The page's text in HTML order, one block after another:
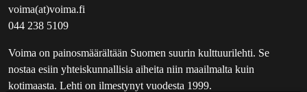
voima(at)voima.fi
044 238 5109
Voima on painosmäärältään Suomen suurin kulttuurilehti. Se
nostaa esiin yhteiskunnallisia aiheita niin maailmalta kuin
kotimaasta. Lehti on ilmestynyt vuodesta 1999.